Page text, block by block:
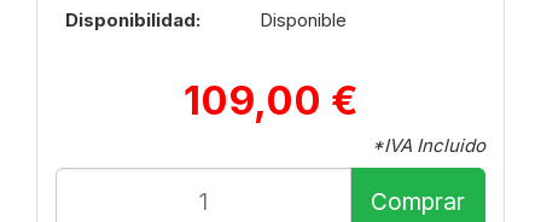
Disponibilidad:
Disponible
109,00 €
*IVA Incluido
Comprar